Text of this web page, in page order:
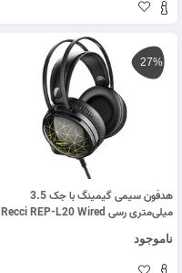
27%
هدفون سیمی گیمینگ با جک 3.5
میلی‌متری رسی Recci REP-L20 Wired
Gaming Headphone
ناموجود